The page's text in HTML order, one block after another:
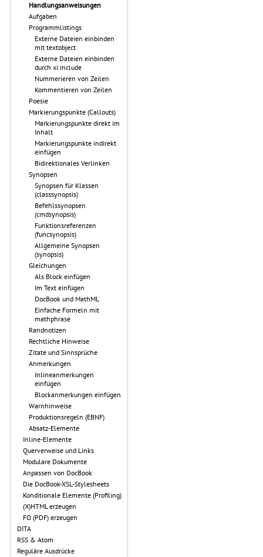
Handlungsanweisungen
Aufgaben
Programmlistings
Externe Dateien einbinden
mit textobject
Externe Dateien einbinden
durch xi:include
Nummerieren von Zeilen
Kommentieren von Zeilen
Poesie
Markierungspunkte (Callouts)
Markierungspunkte direkt im
Inhalt
Markierungspunkte indirekt
einfügen
Bidirektionales Verlinken
Synopsen
Synopsen für Klassen
(classsynopsis)
Befehlssynopsen
(cmdsynopsis)
Funktionsreferenzen
(funcsynopsis)
Allgemeine Synopsen
(synopsis)
Gleichungen
Als Block einfügen
Im Text einfügen
DocBook und MathML
Einfache Formeln mit
mathphrase
Randnotizen
Rechtliche Hinweise
Zitate und Sinnsprüche
Anmerkungen
Inlineanmerkungen
einfügen
Blockanmerkungen einfügen
Warnhinweise
Produktionsregeln (EBNF)
Absatz-Elemente
Inline-Elemente
Querverweise und Links
Modulare Dokumente
Anpassen von DocBook
Die DocBook-XSL-Stylesheets
Konditionale Elemente (Profiling)
(X)HTML erzeugen
FO (PDF) erzeugen
DITA
RSS & Atom
Reguläre Ausdrücke